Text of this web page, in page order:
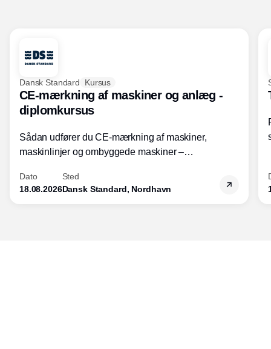
Dansk Standard Kursus
CE-mærkning af maskiner og anlæg -
diplomkursus
Sådan udfører du CE-mærkning af maskiner,
maskinlinjer og ombyggede maskiner –
Dato
18.08.2026
Sted
Dansk Standard, Nordhavn